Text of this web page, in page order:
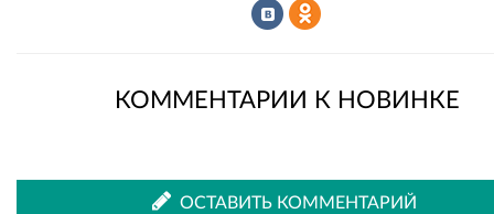
КОММЕНТАРИИ К НОВИНКЕ
ОСТАВИТЬ КОММЕНТАРИЙ